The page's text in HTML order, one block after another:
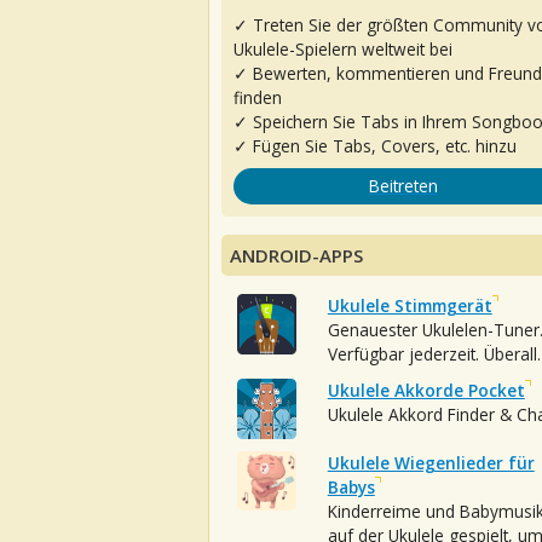
✓ Treten Sie der größten Community
Ukulele-Spielern weltweit bei
✓ Bewerten, kommentieren und
finden
✓ Speichern Sie Tabs in Ihrem
✓ Fügen Sie Tabs, Covers, etc. hinzu
Beitreten
ANDROID-APPS
Ukulele Stimmgerät
Genauester Ukulelen-Tuner.
Verfügbar jederzeit. Überall.
Ukulele Akkorde Pocket
Ukulele Akkord Finder &
Ukulele Wiegenlieder für
Babys
Kinderreime und
auf der Ukulele gespielt, um